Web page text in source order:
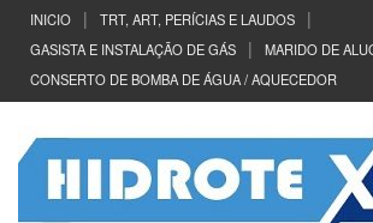
Conteúdo
Pular
menu
principal
INICIO
TRT, ART, PERÍCIAS E LAUDOS
GASISTA E INSTALAÇÃO DE GÁS
MARIDO DE
CONSERTO DE BOMBA DE ÁGUA / AQUECEDOR